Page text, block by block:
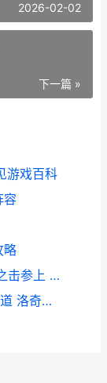
2026-02-02
下一篇 »
游戏百科
容
略
跨时空的精准杀器《全球使命3》碧空之击参上 什么叫跨时空
《洛奇英雄传》菲欧纳面部优化抢先知道 洛奇英雄传2